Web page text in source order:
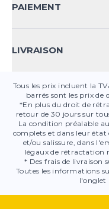
CONTACT
SÉCURITÉ DES
PAIEMENT
LIVRAISON
Tous les prix incluent la
barrés sont les prix
*En plus du droit de
retour de 30 jours sur
La condition préalable
complets et dans leur
et/ou salissure, dans
légaux de rétractation
* Des frais de livraison
Toutes les informations
l'onglet